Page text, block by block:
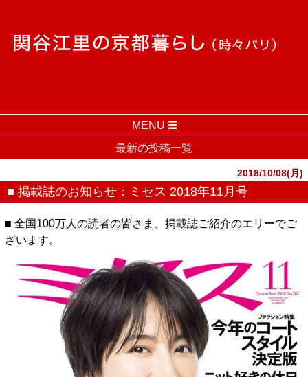
MENU
最新の投稿一覧
2018/10/08(月)
■ 掲載誌のお知らせ：ミセス 2018年11月号
■ 全国100万人の読者の皆さま、掲載誌ご紹介のエリーでご
ざいます。